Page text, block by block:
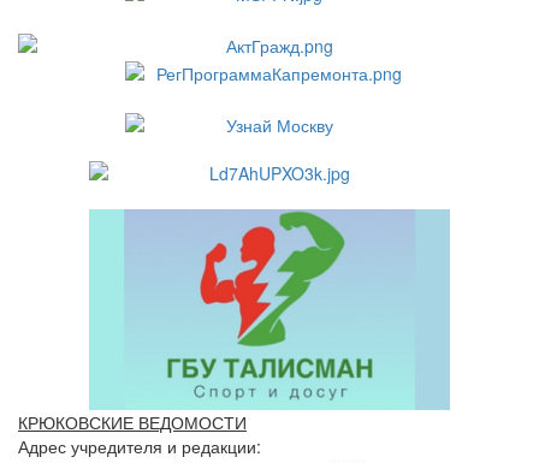
КРЮКОВСКИЕ ВЕДОМОСТИ
Адрес учредителя и редакции: